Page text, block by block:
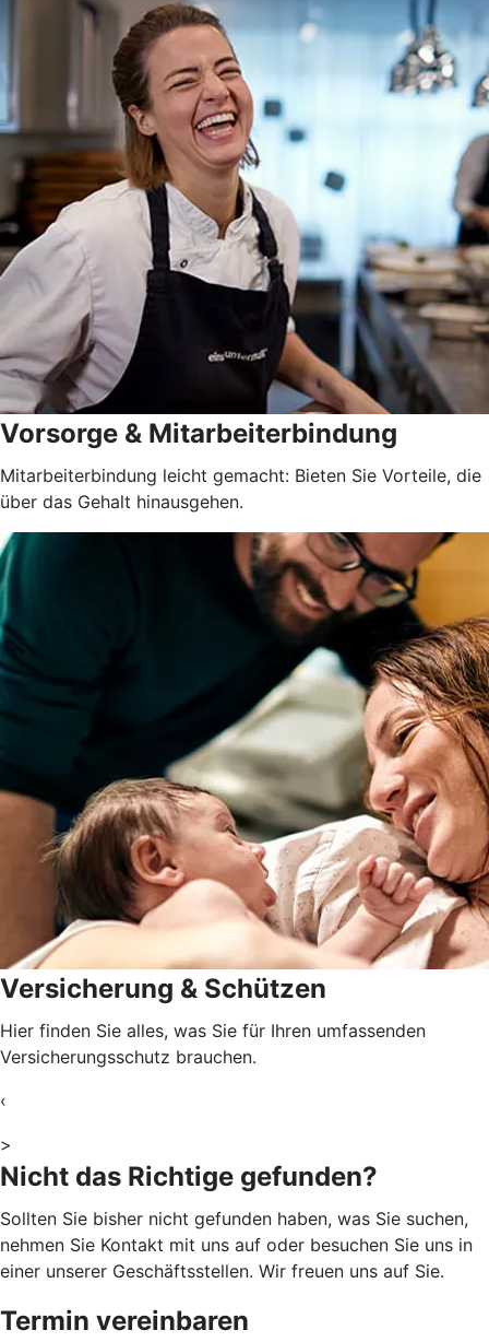
Vorsorge & Mitarbeiterbindung
Mitarbeiterbindung leicht gemacht: Bieten Sie Vorteile, die
über das Gehalt hinausgehen.
Versicherung & Schützen
Hier finden Sie alles, was Sie für Ihren umfassenden
Versicherungsschutz brauchen.
‹
>
Nicht das Richtige gefunden?
Sollten Sie bisher nicht gefunden haben, was Sie suchen,
nehmen Sie Kontakt mit uns auf oder besuchen Sie uns in
einer unserer Geschäftsstellen. Wir freuen uns auf Sie.
Termin vereinbaren